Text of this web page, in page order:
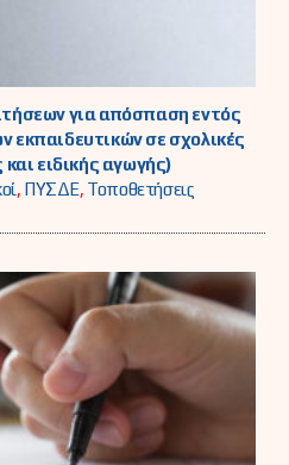
για απόσπαση εντός
εκπαιδευτικών σε σχολικές
ειδικής αγωγής)
, ΠΥΣΔΕ, Τοποθετήσεις